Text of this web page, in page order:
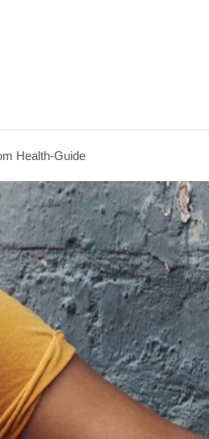
Health-Guide